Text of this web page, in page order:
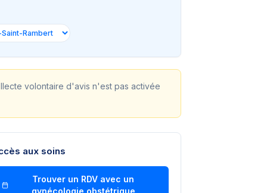
volontaire d'avis n'est pas activée
aux soins
Trouver un RDV avec un
gynécologie obstétrique